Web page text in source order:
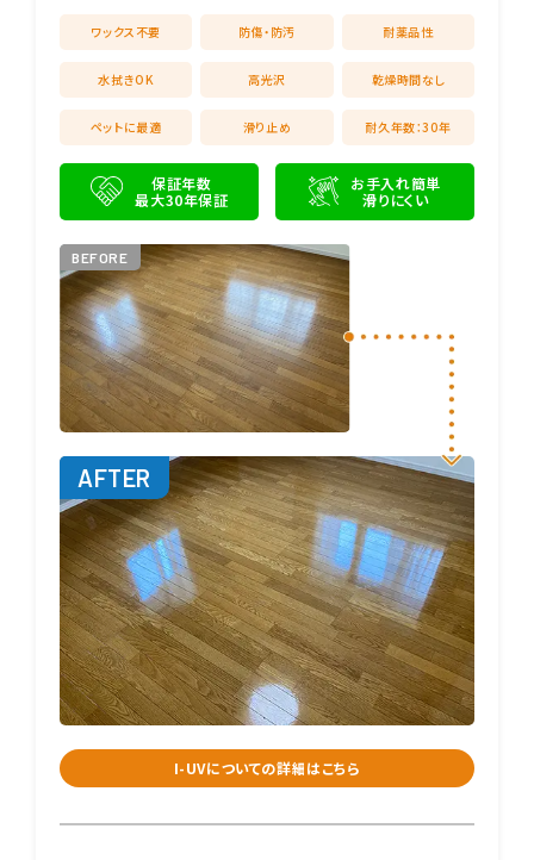
ワックス不要 防傷・防汚 耐薬品性
水拭きOK 高光沢 乾燥時間なし
ペットに最適 滑り止め 耐久年数：30年
保証年数
最大30年保証
お手入れ簡単
滑りにくい
I-UVについての詳細はこちら